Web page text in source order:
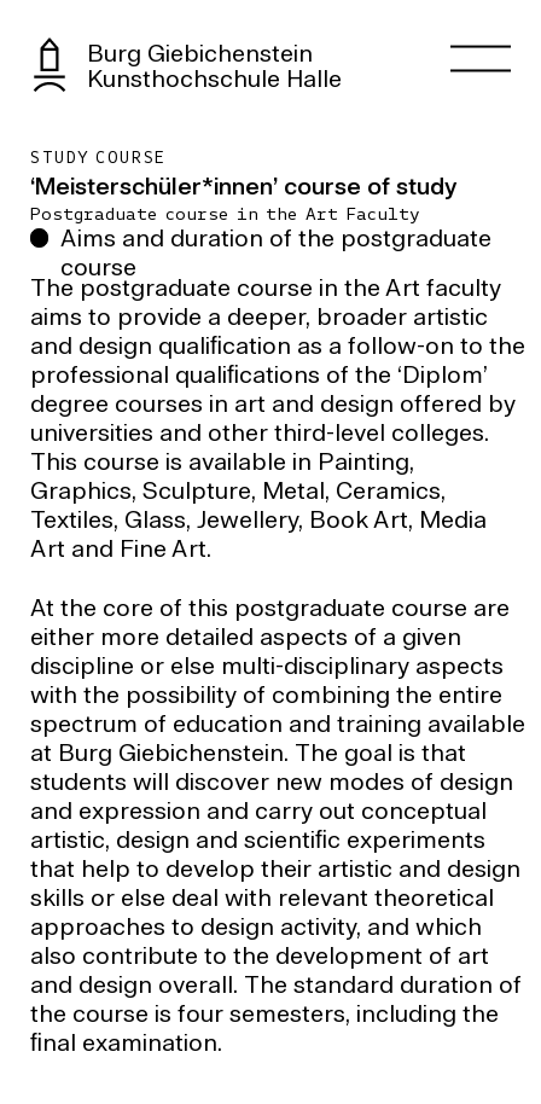
Burg Giebichenstein
Kunsthochschule Halle
STUDY COURSE
‘Meisterschüler*innen’ course of study
Postgraduate course in the Art Faculty
Aims and duration of the postgraduate
course
The postgraduate course in the Art faculty
aims to provide a deeper, broader artistic
and design qualiﬁcation as a follow-on to the
professional qualiﬁcations of the ‘Diplom’
degree courses in art and design offered by
universities and other third-level colleges.
This course is available in Painting,
Graphics, Sculpture, Metal, Ceramics,
Textiles, Glass, Jewellery, Book Art, Media
Art and Fine Art.
At the core of this postgraduate course are
either more detailed aspects of a given
discipline or else multi-disciplinary aspects
with the possibility of combining the entire
spectrum of education and training available
at Burg Giebichenstein. The goal is that
students will discover new modes of design
and expression and carry out conceptual
artistic, design and scientiﬁc experiments
that help to develop their artistic and design
skills or else deal with relevant theoretical
approaches to design activity, and which
also contribute to the development of art
and design overall. The standard duration of
the course is four semesters, including the
ﬁnal examination.